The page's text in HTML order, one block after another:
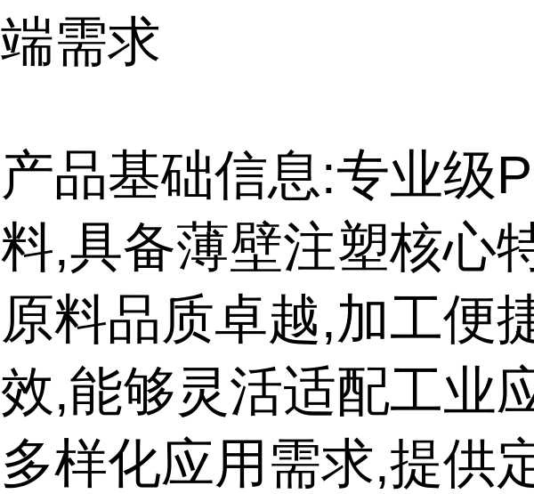
端需求
产品基础信息:专业级
料,具备薄壁注塑核心
原料品质卓越,加工便
效,能够灵活适配工业
多样化应用需求,提供